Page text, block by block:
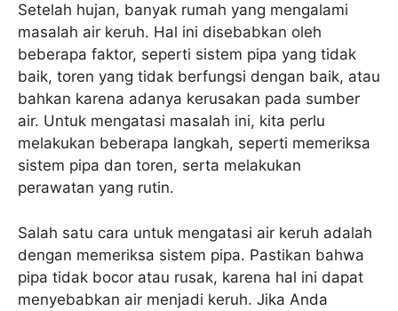
Setelah hujan, banyak rumah yang mengalami
masalah air keruh. Hal ini disebabkan oleh
beberapa faktor, seperti sistem pipa yang tidak
baik, toren yang tidak berfungsi dengan baik, atau
bahkan karena adanya kerusakan pada sumber
air. Untuk mengatasi masalah ini, kita perlu
melakukan beberapa langkah, seperti memeriksa
sistem pipa dan toren, serta melakukan
perawatan yang rutin.
Salah satu cara untuk mengatasi air keruh adalah
dengan memeriksa sistem pipa. Pastikan bahwa
pipa tidak bocor atau rusak, karena hal ini dapat
menyebabkan air menjadi keruh. Jika Anda